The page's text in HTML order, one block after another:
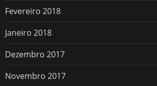
Fevereiro 2018
Janeiro 2018
Dezembro 2017
Novembro 2017